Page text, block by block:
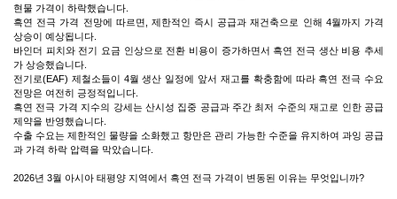
현물 가격이 하락했습니다.
흑연 전극 가격 전망에 따르면, 제한적인 즉시 공급과 재건축으로 인해 4월까지 가격
상승이 예상됩니다.
바인더 피치와 전기 요금 인상으로 전환 비용이 증가하면서 흑연 전극 생산 비용 추세
가 상승했습니다.
전기로(EAF) 제철소들이 4월 생산 일정에 앞서 재고를 확충함에 따라 흑연 전극 수요
전망은 여전히 ​​긍정적입니다.
흑연 전극 가격 지수의 강세는 산시성 집중 공급과 주간 최저 수준의 재고로 인한 공급
제약을 반영했습니다.
수출 수요는 제한적인 물량을 소화했고 항만은 관리 가능한 수준을 유지하여 과잉 공급
과 가격 하락 압력을 막았습니다.
2026년 3월 아시아 태평양 지역에서 흑연 전극 가격이 변동된 이유는 무엇입니까?